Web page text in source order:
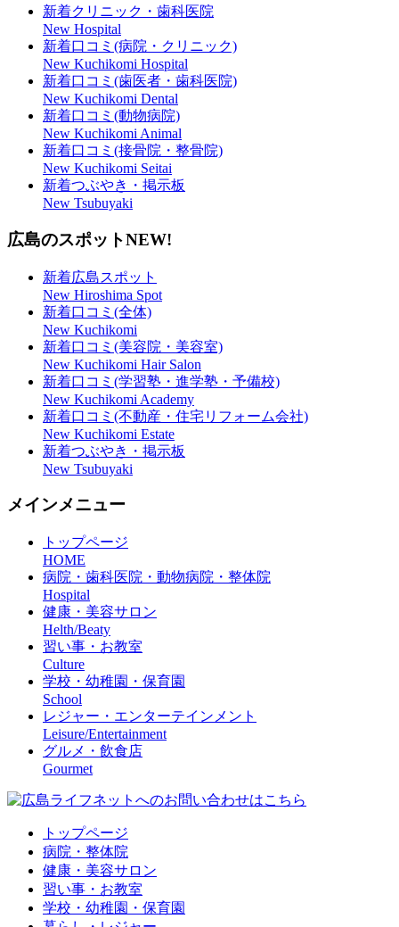
新着クリニック・歯科医院
New Hospital
新着口コミ(病院・クリニック)
New Kuchikomi Hospital
新着口コミ(歯医者・歯科医院)
New Kuchikomi Dental
新着口コミ(動物病院)
New Kuchikomi Animal
新着口コミ(接骨院・整骨院)
New Kuchikomi Seitai
新着つぶやき・掲示板
New Tsubuyaki
広島のスポットNEW!
新着広島スポット
New Hiroshima Spot
新着口コミ(全体)
New Kuchikomi
新着口コミ(美容院・美容室)
New Kuchikomi Hair Salon
新着口コミ(学習塾・進学塾・予備校)
New Kuchikomi Academy
新着口コミ(不動産・住宅リフォーム会社)
New Kuchikomi Estate
新着つぶやき・掲示板
New Tsubuyaki
メインメニュー
トップページ
HOME
病院・歯科医院・動物病院・整体院
Hospital
健康・美容サロン
Helth/Beaty
習い事・お教室
Culture
学校・幼稚園・保育園
School
レジャー・エンターテインメント
Leisure/Entertainment
グルメ・飲食店
Gourmet
トップページ
病院・整体院
健康・美容サロン
習い事・お教室
学校・幼稚園・保育園